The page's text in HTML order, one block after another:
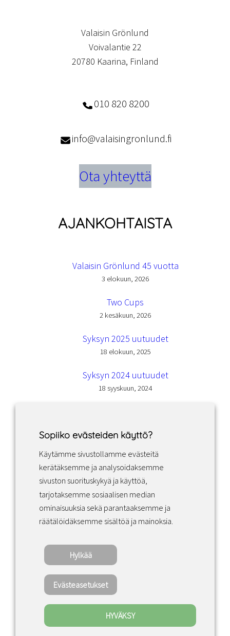
Valaisin Grönlund
Voivalantie 22
20780 Kaarina, Finland
010 820 8200
info@valaisingronlund.fi
Ota yhteyttä
AJANKOHTAISTA
Valaisin Grönlund 45 vuotta
3 elokuun, 2026
Two Cups
2 kesäkuun, 2026
Syksyn 2025 uutuudet
18 elokuun, 2025
Syksyn 2024 uutuudet
18 syyskuun, 2024
Facebook Instagram LinkedIn
Sopimusehdot
Copyright ©2022 · Valaisin Grönlund – All
Rights Reserved
Sopiiko evästeiden käyttö?
Käytämme sivustollamme evästeitä
kerätäksemme ja analysoidaksemme
sivuston suorituskykyä ja käyttöä,
tarjotaksemme sosiaalisen median
ominaisuuksia sekä parantaaksemme ja
räätälöidäksemme sisältöä ja mainoksia.
Hylkää
Evästeasetukset
HYVÄKSY